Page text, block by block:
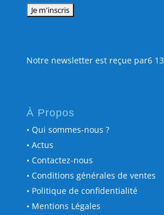
Notre newsletter est reçue par6
À Propos
• Qui sommes-nous ?
• Actus
• Contactez-nous
• Conditions générales de ventes
• Politique de confidentialité
• Mentions Légales